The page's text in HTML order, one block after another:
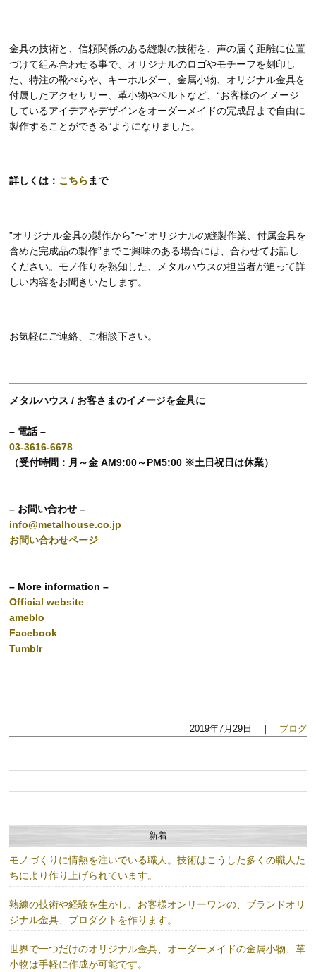
金具の技術と、信頼関係のある縫製の技術を、声の届く距離に位置
づけて組み合わせる事で、オリジナルのロゴやモチーフを刻印し
た、特注の靴べらや、キーホルダー、金属小物、オリジナル金具を
付属したアクセサリー、革小物やベルトなど、“お客様のイメージ
しているアイデアやデザインをオーダーメイドの完成品まで自由に
製作することができる”ようになりました。
詳しくは： こちら まで
”オリジナル金具の製作から”〜”オリジナルの縫製作業、付属金具を
含めた完成品の製作”までご興味のある場合には、合わせてお話し
ください。モノ作りを熟知した、メタルハウスの担当者が追って詳
しい内容をお聞きいたします。
お気軽にご連絡、ご相談下さい。
メタルハウス / お客さまのイメージを金具に
– 電話 –
03-3616-6678
（受付時間：月～金 AM9:00～PM5:00 ※土日祝日は休業）
– お問い合わせ –
info@metalhouse.co.jp
お問い合わせページ
– More information –
Official website
ameblo
Facebook
Tumblr
2019年7月29日 ｜ ブログ
新着
モノづくりに情熱を注いでいる職人。技術はこうした多くの職人た
ちにより作り上げられています。
熟練の技術や経験を生かし、お客様オンリーワンの、ブランドオリ
ジナル金具、プロダクトを作ります。
世界で一つだけのオリジナル金具、オーダーメイドの金属小物、革
小物は手軽に作成が可能です。